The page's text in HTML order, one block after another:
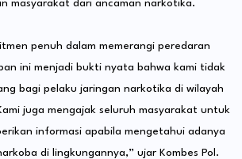
masyarakat dari ancaman narkotika.
penuh dalam memerangi peredaran
ini menjadi bukti nyata bahwa kami tidak
bagi pelaku jaringan narkotika di wilayah
juga mengajak seluruh masyarakat untuk
informasi apabila mengetahui adanya
di lingkungannya,” ujar Kombes Pol.